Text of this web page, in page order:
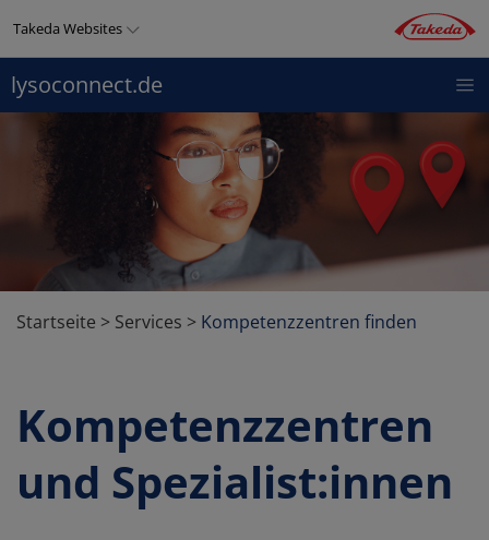
zum
Inhalt
Takeda Websites
Top
menu
LYSOCONNECT
lysoconnect.de
Startseite > Services > Kompetenzzentren finden
Kompetenzzentren
und Spezialist:innen